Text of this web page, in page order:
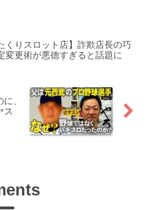
くりスロット店】詐欺店長の巧
変更術が悪徳すぎると話題に
、
ス